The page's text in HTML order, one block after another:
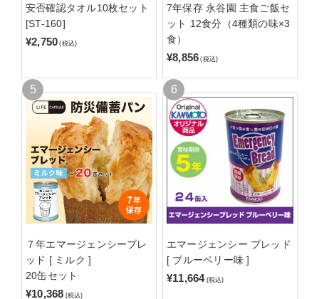
安否確認タオル10枚セット
[ST-160]
¥2,750 (税込)
7年保存 永谷園 主食ご飯セ
ット 12食分（4種類の味×3
食）
¥8,856 (税込)
７年エマージェンシーブレ
ッド [ ミルク ]
20缶セット
¥10,368 (税込)
エマージェンシー ブレッド
[ ブルーベリー味 ]
¥11,664 (税込)